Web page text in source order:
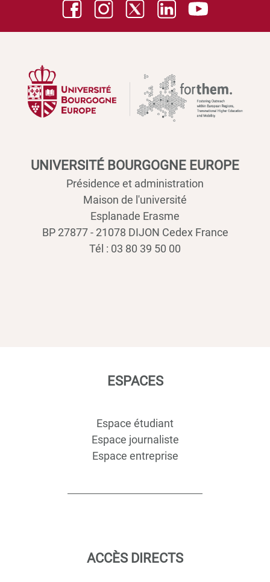
UNIVERSITÉ BOURGOGNE EUROPE
Présidence et administration
Maison de l'université
Esplanade Erasme
BP 27877 - 21078 DIJON Cedex France
Tél : 03 80 39 50 00
ESPACES
Espace étudiant
Espace journaliste
Espace entreprise
ACCÈS DIRECTS